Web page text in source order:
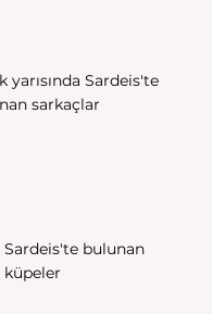
yarısında Sardeis'te
sarkaçlar
Sardeis'te bulunan
küpeler